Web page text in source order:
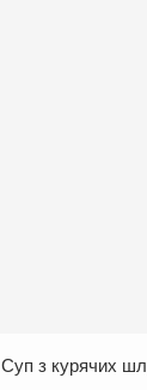
Суп з курячих